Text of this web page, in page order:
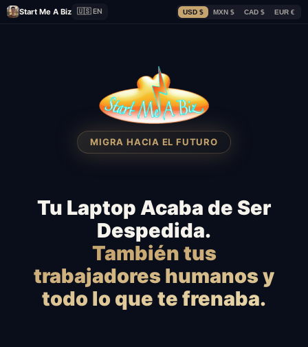
Start Me A Biz 🇺🇸 EN USD $ MXN $ CAD $ EUR €
MIGRA HACIA EL FUTURO
Tu Laptop Acaba de Ser
Despedida.
También tus
trabajadores humanos y
todo lo que te frenaba.